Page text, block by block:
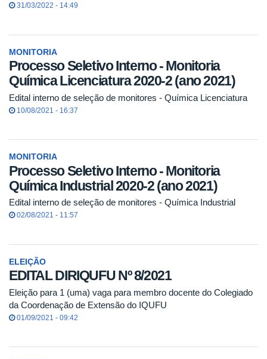
31/03/2022 - 14:49
MONITORIA
Processo Seletivo Interno - Monitoria
Química Licenciatura 2020-2 (ano 2021)
Edital interno de seleção de monitores - Química Licenciatura
10/08/2021 - 16:37
MONITORIA
Processo Seletivo Interno - Monitoria
Química Industrial 2020-2 (ano 2021)
Edital interno de seleção de monitores - Química Industrial
02/08/2021 - 11:57
ELEIÇÃO
EDITAL DIRIQUFU Nº 8/2021
Eleição para 1 (uma) vaga para membro docente do Colegiado
da Coordenação de Extensão do IQUFU
01/09/2021 - 09:42